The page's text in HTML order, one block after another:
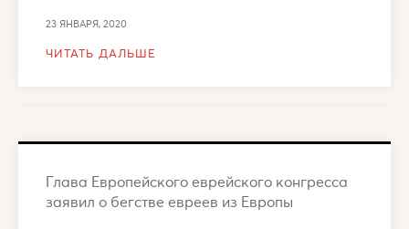
23 ЯНВАРЯ, 2020
ЧИТАТЬ ДАЛЬШЕ
Глава Европейского еврейского конгресса
заявил о бегстве евреев из Европы